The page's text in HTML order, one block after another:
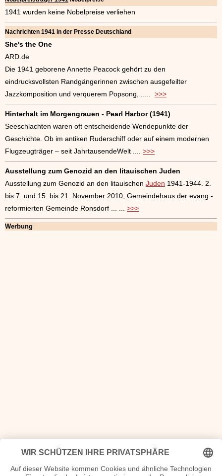
1941 wurden keine Nobelpreise verliehen
Nachrichten 1941 in der Presse Deutschland
She's the One
ARD.de
Die 1941 geborene Annette Peacock gehört zu den
eindrucksvollsten Randgängerinnen zwischen ausgefeilter
Jazzkomposition und verquerem Popsong, ..... >>>
Hinterhalt im Morgengrauen - Pearl Harbor (1941)
Seeschlachten waren oft entscheidende Wendepunkte der
Geschichte. Ob im antiken Ruderschiff oder auf einem modernen
Flugzeugträger – seit JahrtausendeWelt .... >>>
Ausstellung zum Genozid an den litauischen Juden
Ausstellung zum Genozid an den litauischen Juden 1941-1944. 2.
bis 7. und 15. bis 21. November 2010, Gemeindehaus der evang.-
reformierten Gemeinde Ronsdorf ... ... >>>
Werbung
Bücher und Informationen zum Jahrgang